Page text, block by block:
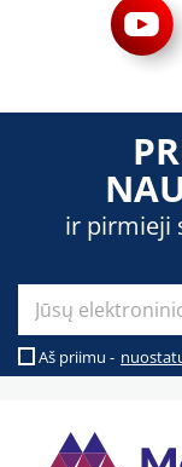
ir pirmieji
Aš priimu -